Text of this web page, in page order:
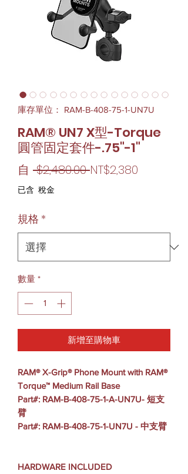
庫存單位： RAM-B-408-75-1-UN7U
RAM® UN7 X型-Torque
圓管固定套件-.75"-1"
自 $2,480.00 一
NT$2,380
已含 稅金
規格 *
數量 *
新增至購物車
RAM® X-Grip® Phone Mount with RAM®
Torque™ Medium Rail Base
Part#: RAM-B-408-75-1-A-UN7U- 短支
臂
Part#: RAM-B-408-75-1-UN7U - 中支臂
HARDWARE INCLUDED